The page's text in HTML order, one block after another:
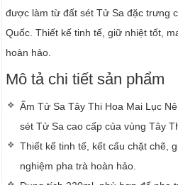
được làm từ đất sét Tử Sa đặc trưng
Quốc. Thiết kế tinh tế, giữ nhiệt tốt,
hoàn hảo.
Mô tả chi tiết sản phẩm
Ấm Tử Sa Tây Thi Hoa Mai Lục
sét Tử Sa cao cấp của vùng Tây
Thiết kế tinh tế, kết cấu chặt chẽ,
nghiệm pha trà hoàn hảo.